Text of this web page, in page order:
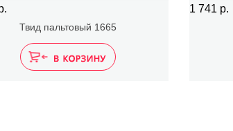
Твид пальтовый 1665
1 741 р.